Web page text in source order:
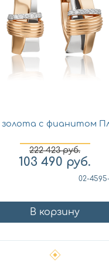
золота с фианитом
222 423руб.
103 490 руб.
02-4595-
В корзину